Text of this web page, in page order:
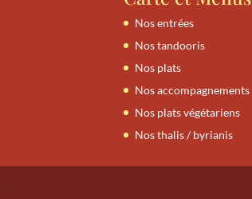
Nos entrées
Nos tandooris
Nos plats
Nos accompagnements
Nos plats végétariens
Nos thalis / byrianis